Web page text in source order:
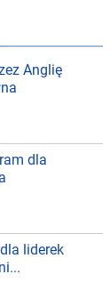
Anglię
dla
liderek